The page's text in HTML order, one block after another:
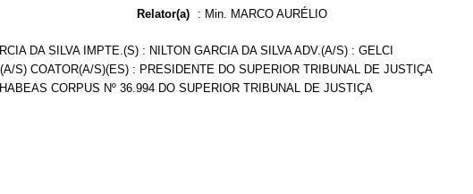
Relator(a) : Min. MARCO AURÉLIO
DA SILVA IMPTE.(S) : NILTON GARCIA DA SILVA ADV.(A/S) : GELCI
S) COATOR(A/S)(ES) : PRESIDENTE DO SUPERIOR TRIBUNAL DE JUSTIÇA
CORPUS Nº 36.994 DO SUPERIOR TRIBUNAL DE JUSTIÇA